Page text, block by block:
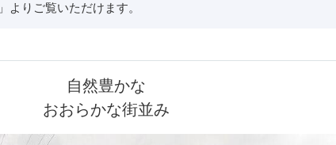
」よりご覧いただけます。
自然豊かな
おおらかな街並み